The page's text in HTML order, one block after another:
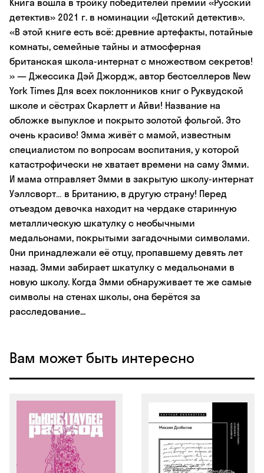
Книга вошла в тройку победителей премии «Русский
детектив» 2021 г. в номинации «Детский детектив».
«В этой книге есть всё: древние артефакты, потайные
комнаты, семейные тайны и атмосферная
британская школа-интернат с множеством секретов!
» — Джессика Дэй Джордж, автор бестселлеров New
York Times Для всех поклонников книг о Руквудской
школе и сёстрах Скарлетт и Айви! Название на
обложке выпуклое и покрыто золотой фольгой. Это
очень красиво! Эмма живёт с мамой, известным
специалистом по вопросам воспитания, у которой
катастрофически не хватает времени на саму Эмми.
И мама отправляет Эмми в закрытую школу-интернат
Уэллсворт… в Британию, в другую страну! Перед
отъездом девочка находит на чердаке старинную
металлическую шкатулку с необычными
медальонами, покрытыми загадочными символами.
Они принадлежали её отцу, пропавшему девять лет
назад. Эмми забирает шкатулку с медальонами в
новую школу. Когда Эмми обнаруживает те же самые
символы на стенах школы, она берётся за
расследование...
Вам может быть интересно